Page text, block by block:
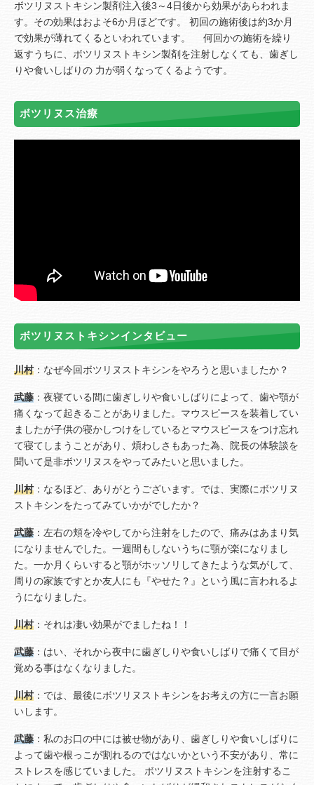
ボツリヌストキシン製剤注入後3～4日後から効果があらわれま
す。その効果はおよそ6か月ほどです。 初回の施術後は約3か月
で効果が薄れてくるといわれています。 何回かの施術を繰り
返すうちに、ボツリヌストキシン製剤を注射しなくても、歯ぎし
りや食いしばりの 力が弱くなってくるようです。
ボツリヌス治療
ボツリヌストキシンインタビュー
川村：なぜ今回ボツリヌストキシンをやろうと思いましたか？
武藤 ：夜寝ている間に歯ぎしりや食いしばりによって、歯や顎が
痛くなって起きることがありました。マウスピースを装着してい
ましたが子供の寝かしつけをしているとマウスピースをつけ忘れ
て寝てしまうことがあり、煩わしさもあった為、院長の体験談を
聞いて是非ボツリヌスをやってみたいと思いました。
川村：なるほど、ありがとうございます。では、実際にボツリヌ
ストキシンをたってみていかがでしたか？
武藤 ：左右の頬を冷やしてから注射をしたので、痛みはあまり気
になりませんでした。一週間もしないうちに顎が楽になりまし
た。一か月くらいすると顎がホッソリしてきたような気がして、
周りの家族ですとか友人にも『やせた？』という風に言われるよ
うになりました。
川村：それは凄い効果がでましたね！！
武藤 ：はい、それから夜中に歯ぎしりや食いしばりで痛くて目が
覚める事はなくなりました。
川村：では、最後にボツリヌストキシンをお考えの方に一言お願
いします。
武藤 ：私のお口の中には被せ物があり、歯ぎしりや食いしばりに
よって歯や根っこが割れるのではないかという不安があり、常に
ストレスを感じていました。 ボツリヌストキシンを注射するこ